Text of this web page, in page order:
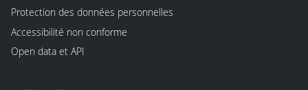
Protection des données personnelles
Accessibilité non conforme
Open data et API